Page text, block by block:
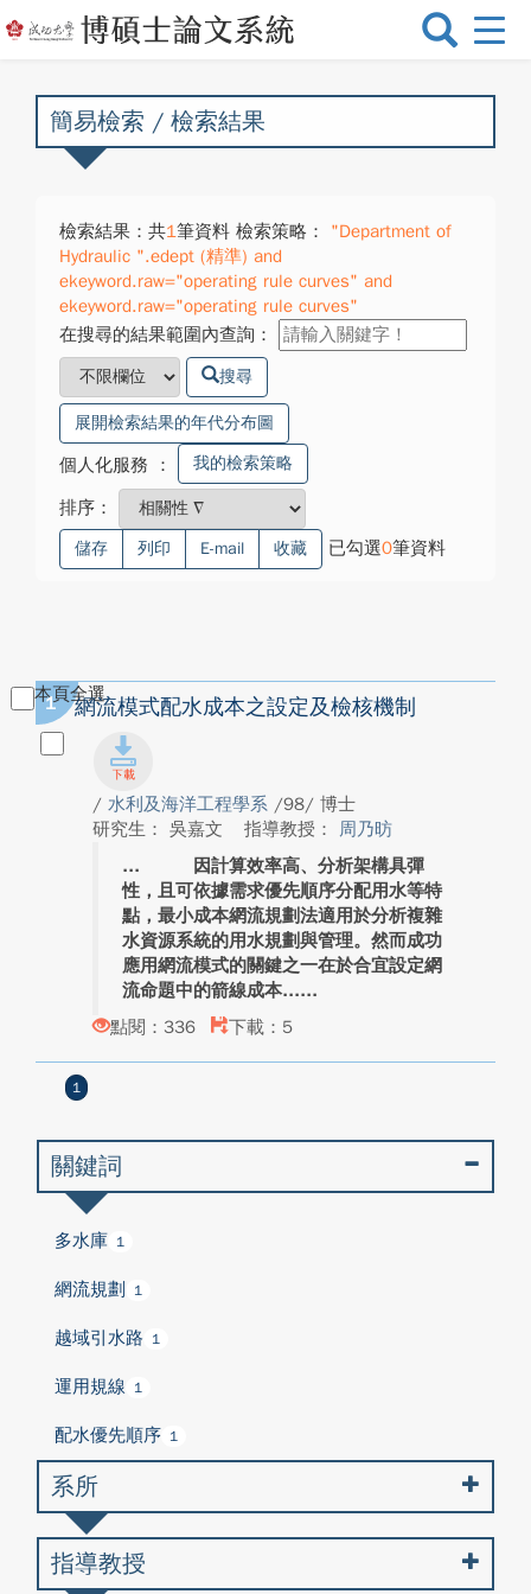
選
換
簡易檢索 / 檢索結果
檢索結果：共1筆資料 檢索策略：
"Department of
Hydraulic ".edept (精準) and
ekeyword.raw="operating rule curves" and
ekeyword.raw="operating rule curves"
在搜尋的結果範圍內查詢：
搜尋
展開檢索結果的年代分布圖
個人化服務 ： 我的檢索策略
排序：
儲存 列印 E-mail 收藏 已勾選0筆資料
本頁全選
1 網流模式配水成本之設定及檢核機制
/ 水利及海洋工程學系 /98/ 博士
研究生： 吳嘉文
指導教授： 周乃昉
因計算效率高、分析架構具彈
性，且可依據需求優先順序分配用水等特
點，最小成本網流規劃法適用於分析複雜
水資源系統的用水規劃與管理。然而成功
應用網流模式的關鍵之一在於合宜設定網
流命題中的箭線成本...
點閱：336
下載：5
1
關鍵詞
多水庫 1
網流規劃 1
越域引水路 1
運用規線 1
配水優先順序 1
系所
指導教授